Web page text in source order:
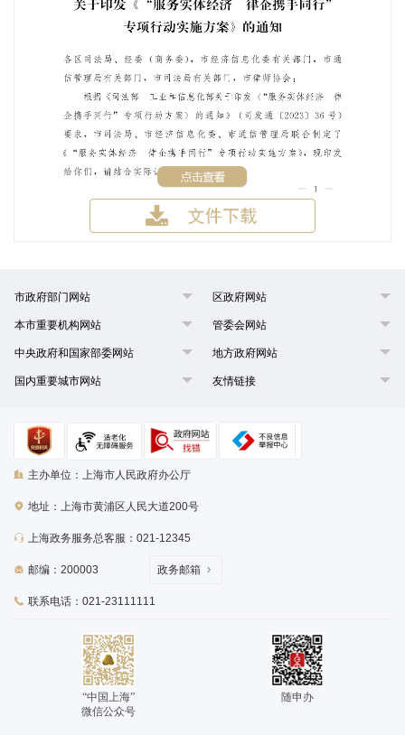
市政府部门网站 区政府网站
本市重要机构网站 管委会网站
中央政府和国家部委网站 地方政府网站
国内重要城市网站 友情链接
主办单位：上海市人民政府办公厅
地址：上海市黄浦区人民大道200号
上海政务服务总客服：021-12345
邮编：200003
联系电话：021-23111111
政务邮箱
“中国上海”
微信公众号
随申办